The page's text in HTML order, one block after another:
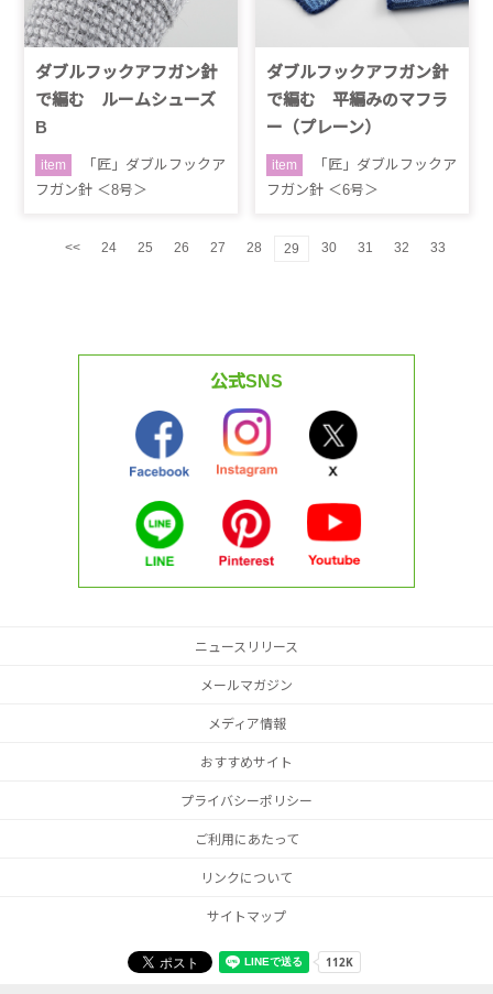
ダブルフックアフガン針
で編む ルームシューズ
B
item
「匠」ダブルフックア
フガン針 ＜8号＞
ダブルフックアフガン針
で編む 平編みのマフラ
ー（プレーン）
item
「匠」ダブルフックア
フガン針 ＜6号＞
<< 24 25 26 27 28 29 30 31 32 33
公式SNS
ニュースリリース
メールマガジン
メディア情報
おすすめサイト
プライバシーポリシー
ご利用にあたって
リンクについて
サイトマップ